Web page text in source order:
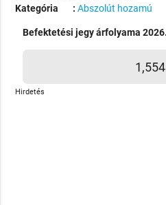
Kategória : Abszolút hozamú
Befektetési jegy árfolyama
Hirdetés